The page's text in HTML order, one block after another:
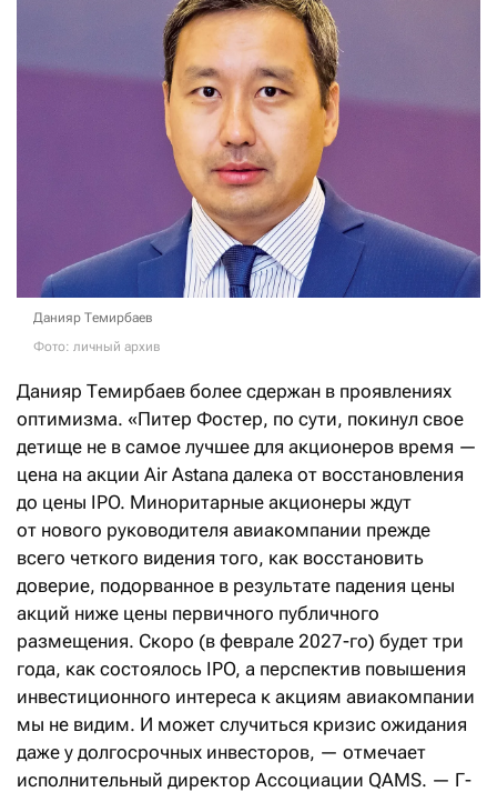
Данияр Темирбаев
Фото: личный архив
Данияр Темирбаев более сдержан в проявлениях
оптимизма. «Питер Фостер, по сути, покинул свое
детище не в самое лучшее для акционеров время —
цена на акции Air Astana далека от восстановления
до цены IPO. Миноритарные акционеры ждут
от нового руководителя авиакомпании прежде
всего четкого видения того, как восстановить
доверие, подорванное в результате падения цены
акций ниже цены первичного публичного
размещения. Скоро (в феврале 2027-го) будет три
года, как состоялось IPO, а перспектив повышения
инвестиционного интереса к акциям авиакомпании
мы не видим. И может случиться кризис ожидания
даже у долгосрочных инвесторов, — отмечает
исполнительный директор Ассоциации QAMS. — Г-